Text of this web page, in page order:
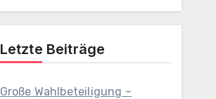
Letzte Beiträge
Große Wahlbeteiligung –